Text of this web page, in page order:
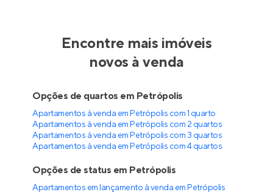
novos à venda
Opções de quartos em Petrópolis
Apartamentos à venda em Petrópolis com 1 quarto
Apartamentos à venda em Petrópolis com 3 quartos
Apartamentos à venda em Petrópolis com 4 quartos